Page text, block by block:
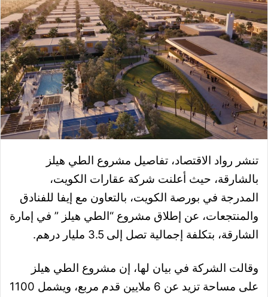
تنشر رواد الاقتصاد، تفاصيل مشروع الطي هيلز
بالشارقة، حيث أعلنت شركة عقارات الكويت،
المدرجة في بورصة الكويت، بالتعاون مع إيفا للفنادق
والمنتجعات، عن إطلاق مشروع “الطي هيلز ” في إمارة
الشارقة، بتكلفة إجمالية تصل إلى 3.5 مليار درهم.
وقالت الشركة في بيان لها، إن مشروع الطي هيلز
على مساحة تزيد عن 6 ملايين قدم مربع، ويشمل 1100